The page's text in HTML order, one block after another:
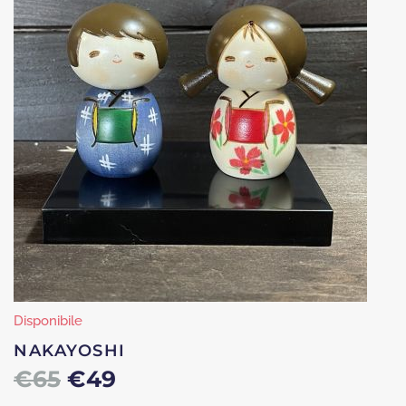
€19.€9.
Disponibile
NAKAYOSHI
€65 Il
€49